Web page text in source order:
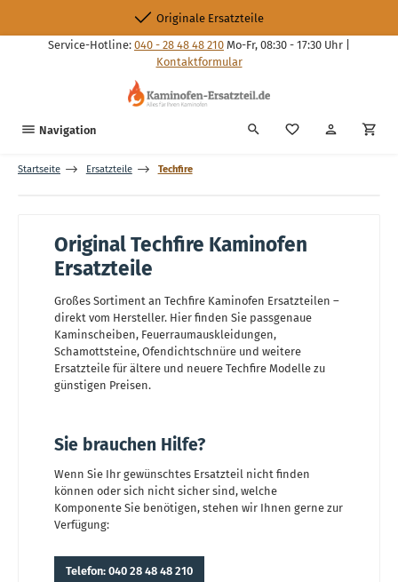
Originale Ersatzteile
Service-Hotline: 040 - 28 48 48 210 Mo-Fr, 08:30 - 17:30 Uhr |
Kontaktformular
Navigation Du hast 0
Startseite Ersatzteile Techfire
Original Techfire Kaminofen
Ersatzteile
Großes Sortiment an Techfire Kaminofen Ersatzteilen –
direkt vom Hersteller. Hier finden Sie passgenaue
Kaminscheiben, Feuerraumauskleidungen,
Schamottsteine, Ofendichtschnüre und weitere
Ersatzteile für ältere und neuere Techfire Modelle zu
günstigen Preisen.
Sie brauchen Hilfe?
Wenn Sie Ihr gewünschtes Ersatzteil nicht finden
können oder sich nicht sicher sind, welche
Komponente Sie benötigen, stehen wir Ihnen gerne zur
Verfügung:
Telefon: 040 28 48 48 210